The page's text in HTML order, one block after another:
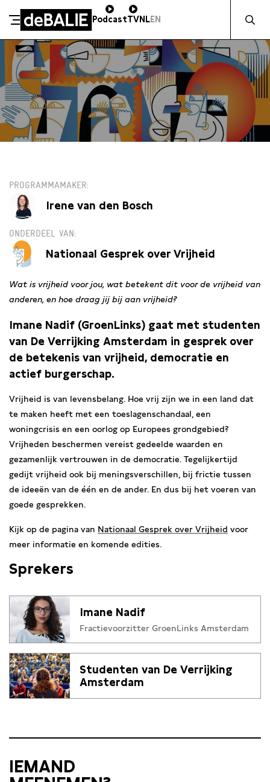
Meteen naar de content
De Balie
PodcastTVNLEN
PROGRAMMAMAKER
Irene van den Bosch
ONDERDEEL VAN
Nationaal Gesprek over Vrijheid
Wat is vrijheid voor jou, wat betekent dit voor de vrijheid van
anderen, en hoe draag jij bij aan vrijheid?
Imane Nadif (GroenLinks) gaat met studenten
van De Verrijking Amsterdam in gesprek over
de betekenis van vrijheid, democratie en
actief burgerschap.
Vrijheid is van levensbelang. Hoe vrij zijn we in een land dat
te maken heeft met een toeslagenschandaal, een
woningcrisis en een oorlog op Europees grondgebied?
Vrijheden beschermen vereist gedeelde waarden en
gezamenlijk vertrouwen in de democratie. Tegelijkertijd
gedijt vrijheid ook bij meningsverschillen, bij frictie tussen
de ideeën van de één en de ander. En dus bij het voeren van
goede gesprekken.
Kijk op de pagina van Nationaal Gesprek over Vrijheid voor
meer informatie en komende edities.
Sprekers
Imane Nadif
Fractievoorzitter GroenLinks Amsterdam
Studenten van De Verrijking
Amsterdam
IEMAND